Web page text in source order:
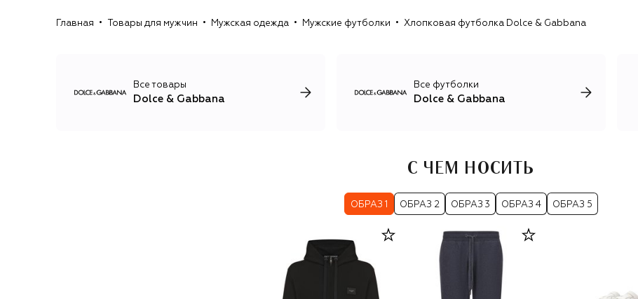
кожаными куртками, актуальным трикотажем и огромным
Главная Товары для мужчин Мужская одежда Мужские футболки Хлопковая футболка Dolce & Gabbana
Все товары
Dolce & Gabbana
Все футболки
Dolce & Gabbana
С ЧЕМ НОСИТЬ
ОБРАЗ 1 ОБРАЗ 2 ОБРАЗ 3 ОБРАЗ 4 ОБРАЗ 5